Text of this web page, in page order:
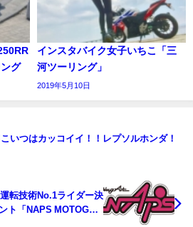
グ⁣
インスタバイク女子いちこ「三
河ツーリング」⁣
2019年5月10日
いつはカッコイイ！！レプソルホンダ！
転技術No.1ライダー決
ト「NAPS MOTOGYM